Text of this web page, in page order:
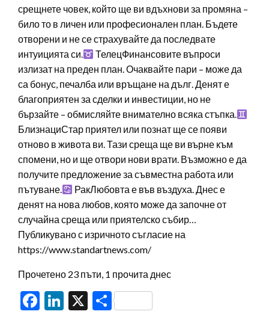
срещнете човек, който ще ви вдъхнови за промяна –
било то в личен или професионален план. Бъдете
отворени и не се страхувайте да последвате
интуицията си.
ТелецФинансовите въпроси
излизат на преден план. Очаквайте пари – може да
са бонус, печалба или връщане на дълг. Денят е
благоприятен за сделки и инвестиции, но не
бързайте – обмисляйте внимателно всяка стъпка.
БлизнациСтар приятел или познат ще се появи
отново в живота ви. Тази среща ще ви върне към
спомени, но и ще отвори нови врати. Възможно е да
получите предложение за съвместна работа или
пътуване.
РакЛюбовта е във въздуха. Днес е
денят на нова любов, която може да започне от
случайна среща или приятелско събир…
Публикувано с изричното съгласие на
https://www.standartnews.com/
Прочетено 23 пъти, 1 прочита днес
Facebook
LinkedIn
X Share